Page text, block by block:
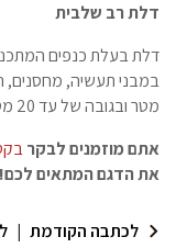
דלת רב שלבית
דלת בעלת כנפים
מטר ובגובה של עד 20 מטר.
אתם מוזמנים לבקרב
את הדגם המתאים לכם!
לכתבה הקודמת |